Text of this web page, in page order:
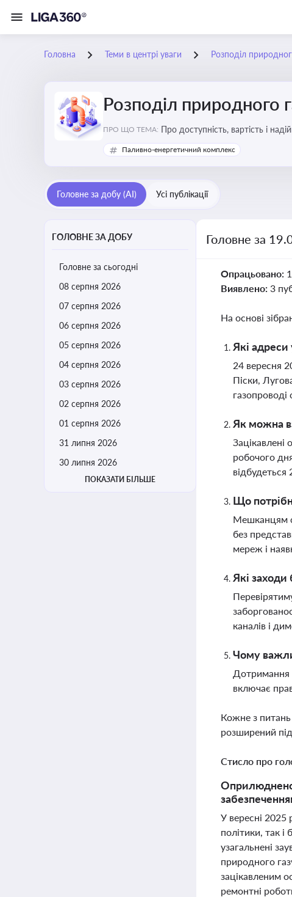
Головна Теми в центрі уваги Розподіл
Розподіл природного
ПРО ЩО ТЕМА: Про доступність, вартість і
Паливно-енергетичний комплекс
Головне за добу (AI) Усі публікації
ГОЛОВНЕ ЗА ДОБУ
Головне за сьогодні
08 серпня 2026
07 серпня 2026
06 серпня 2026
05 серпня 2026
04 серпня 2026
03 серпня 2026
02 серпня 2026
01 серпня 2026
31 липня 2026
30 липня 2026
ПОКАЗАТИ БІЛЬШЕ
Головне за
Опрацьовано:
Виявлено: 3
На основі
Які адреси
24 вересня
Піски,
газопроводі
Як можна
робочого
Що
Мешканцям
без
мереж і
Які заходи
каналів і
Чому
Дотримання
включає
Кожне з
розширений
Стисло про
Оприлюднено
У вересні 2025
політики, так
узагальнені
природного
зацікавленим
ремонтні